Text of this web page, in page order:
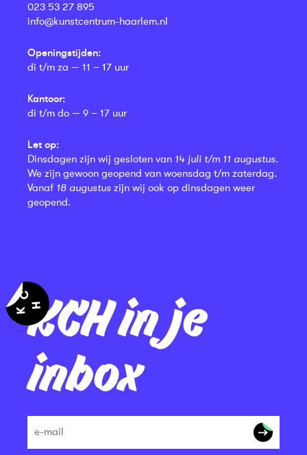
KCH in je
inbox
023 53 27 895
info@kunstcentrum-haarlem.nl
Openingstijden:
di t/m za — 11 – 17 uur
Kantoor:
di t/m do — 9 – 17 uur
Let op:
Dinsdagen zijn wij gesloten van 14 juli t/m 11 augustus.
We zijn gewoon geopend van woensdag t/m zaterdag.
Vanaf 18 augustus zijn wij ook op dinsdagen weer
geopend.